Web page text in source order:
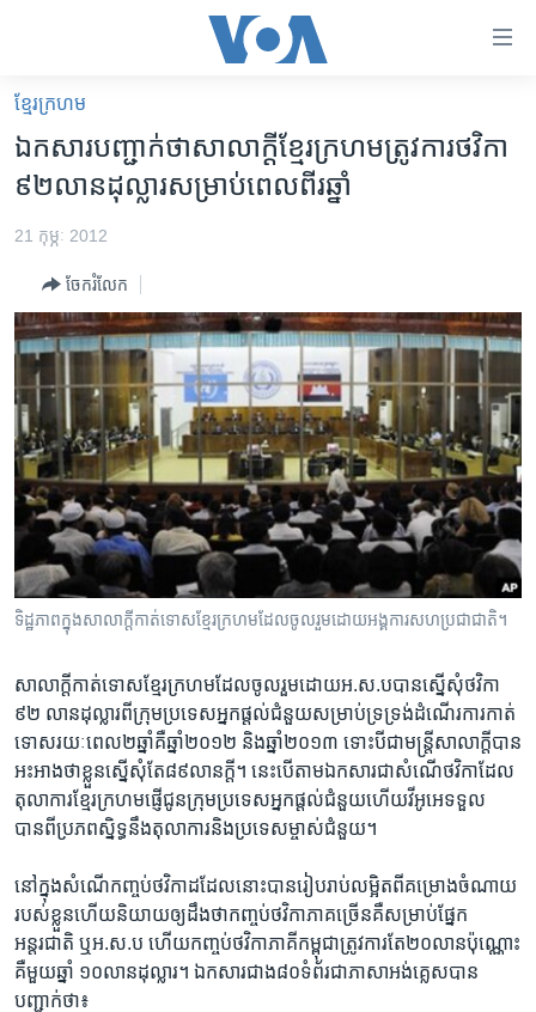
គេហទំព័រ​
ទាក់ទង
និង​
ព័ត៌មាន​​
តែ​
រំលង​
និង​
ចូល​
ទៅ​
ទំព័រ​
រចនា
សម្ព័ន្ធ​
រំលង​
និង​
ទៅ​
កាន់​
ទំព័រ​
ស្វែង​
រក
ហេឡូវីអូអេ
កម្ពុជាច្នៃប្រតិដ្ឋ
ព្រឹត្តិការណ៍ព័ត៌មាន
ទូរទស្សន៍ / វីដេអូ​
វិទ្យុ / ផតខាសថ៍
កម្មវិធីទាំងអស់
Khmer English
បណ្តាញ​សង្គម
ភាសា
ខ្មែរ​ក្រហម
ឯកសារ​បញ្ជាក់​ថា​សាលាក្តីខ្មែរ​ក្រហម​ត្រូវ​ការ​ថវិកា​
៩២​លាន​ដុល្លារ​សម្រាប់​ពេល​ពីរ​ឆ្នាំ
21 កុម្ភៈ 2012
ចែករំលែក
ទិដ្ឋភាពក្នុង​សាលាក្តី​កាត់ទោស​ខ្មែរក្រហម​ដែល​ចូលរួម​ដោយអង្គការ​សហប្រជាជាតិ។
សាលាក្តី​កាត់ទោស​ខ្មែរក្រហម​ដែល​ចូលរួម​ដោយ​អ.ស.ប​បានស្នើសុំ​ថវិកា​
៩២ លានដុល្លារ​ពី​ក្រុម​ប្រទេស​អ្នកផ្តល់​ជំនួយ​សម្រាប់​ទ្រទ្រង់​ដំណើរការ​កាត់
ទោស​រយៈពេល​២ឆ្នាំ​គឺឆ្នាំ​២០១២​ និង​ឆ្នាំ២០១៣ ​ទោះបី​ជា​មន្ត្រី​សាលាក្តី​បាន​
អះអាង​ថា​ខ្លួន​ស្នើ​សុំ​តែ​៨៩​លាន​ក្តី។​ នេះបើ​តាម​ឯកសារ​ជា​សំណើ​ថវិកា​ដែល​
តុលាការ​ខ្មែរក្រហម​ផ្ញើ​ជូន​ក្រុម​ប្រទេស​អ្នកផ្តល់​ជំនួយ​ហើយ​វីអូអេ​ទទួល​
បានពី​ប្រភព​ស្និទ្ធ​នឹង​តុលាការ​និង​ប្រទេស​ម្ចាស់​ជំនួយ។
នៅ​ក្នុង​សំណើ​កញ្ចប់​ថវិកា​ដដែល​នោះ​បាន​រៀបរាប់​លម្អិត​ពី​គម្រោង​ចំណាយ​
របស់​ខ្លួន​ហើយ​និយាយ​ឲ្យដឹងថា​កញ្ចប់​ថវិកា​ភាគច្រើន​គឺ​សម្រាប់​ផ្នែក​
អន្តរជាតិ ​ឬ​អ.ស.ប​ ហើយ​កញ្ចប់​ថវិកា​ភាគី​កម្ពុជា​ត្រូវការ​តែ​២០លាន​ប៉ុណ្ណោះ​
គឺ​មួយ​ឆ្នាំ ​១០​លាន​ដុល្លារ។​ ឯកសារ​ជាង​៨០​ទំព័រ​ជា​ភាសា​អង់គ្លេស​បាន​
បញ្ជាក់​ថា៖